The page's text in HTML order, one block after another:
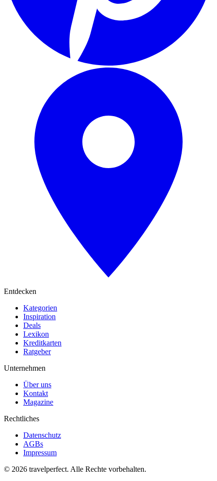
Entdecken
Kategorien
Inspiration
Deals
Lexikon
Kreditkarten
Ratgeber
Unternehmen
Über uns
Kontakt
Magazine
Rechtliches
Datenschutz
AGBs
Impressum
© 2026 travelperfect. Alle Rechte vorbehalten.